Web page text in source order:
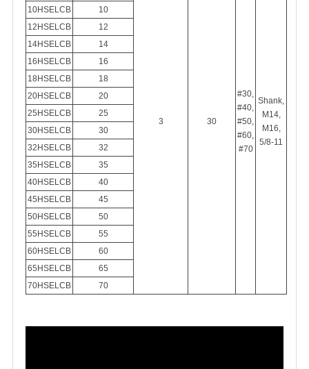
3 30
#30,
#40,
#50,
#60,
#70
Shank,
M14,
M16,
5/8-11
10HSELCB
10
12HSELCB
12
14HSELCB
14
16HSELCB
16
18HSELCB
18
20HSELCB
20
25HSELCB
25
30HSELCB
30
32HSELCB
32
35HSELCB
35
40HSELCB
40
45HSELCB
45
50HSELCB
50
55HSELCB
55
60HSELCB
60
65HSELCB
65
70HSELCB
70